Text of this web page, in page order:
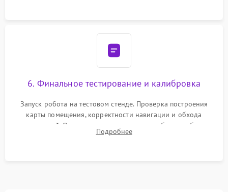
6. Финальное тестирование и калибровка
Запуск робота на тестовом стенде. Проверка построения
карты помещения, корректности навигации и обхода
препятствий. Оценка силы всасывания и работы турбины.
Тестирование автоматического возврата на док-станцию и
Подробнее